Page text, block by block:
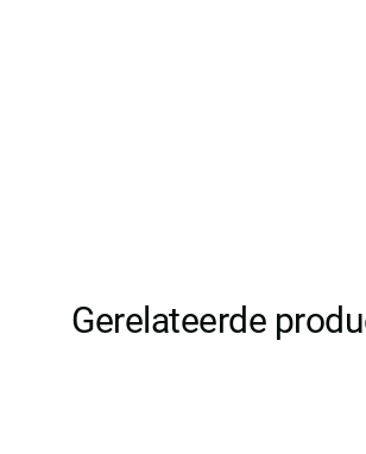
Gerelateerde